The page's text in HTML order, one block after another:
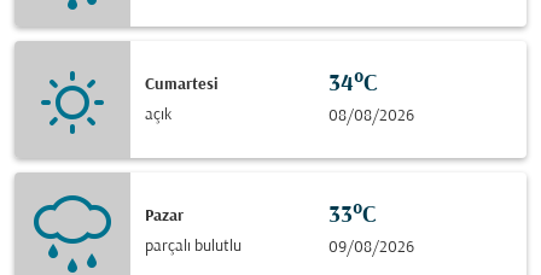
Cumartesi
açık
34°C
08/08/2026
Pazar
parçalı bulutlu
33°C
09/08/2026